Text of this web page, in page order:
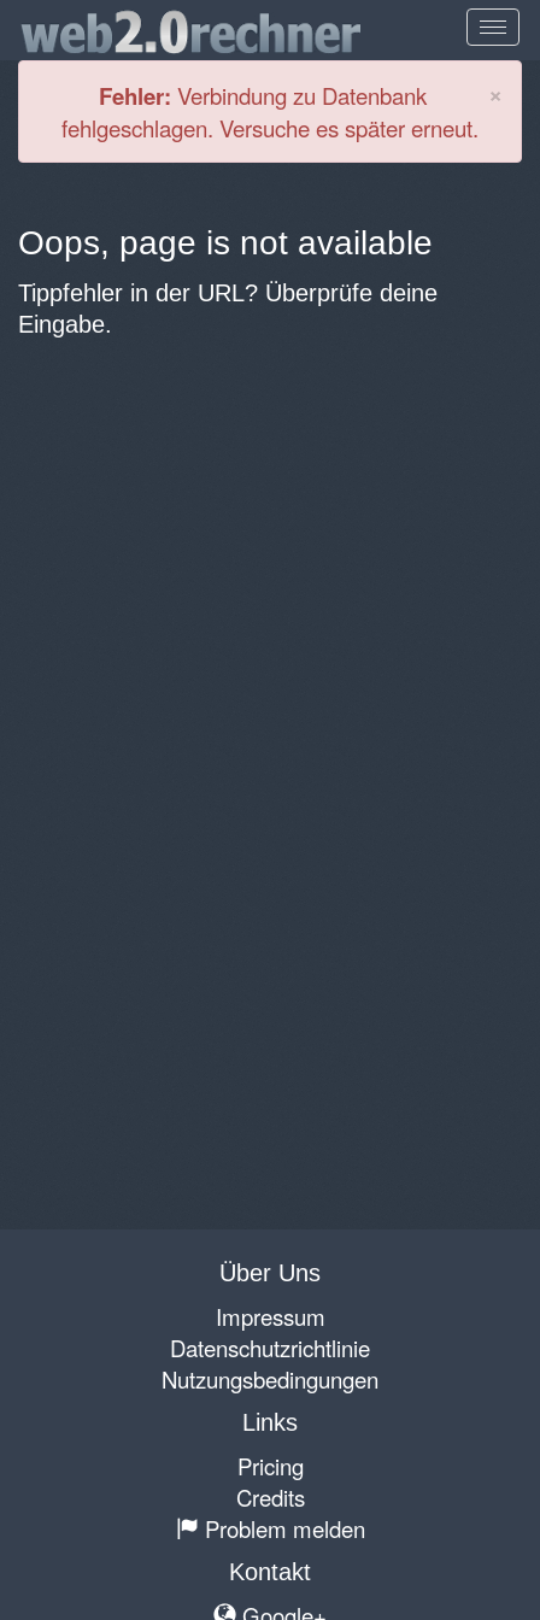
×
Fehler: Verbindung zu Datenbank
fehlgeschlagen. Versuche es später erneut.
Oops, page is not available
Tippfehler in der URL? Überprüfe deine
Eingabe.
Über Uns
Impressum
Datenschutzrichtlinie
Nutzungsbedingungen
Links
Pricing
Credits
Problem melden
Kontakt